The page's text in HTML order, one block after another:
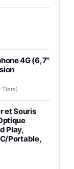
4G (6,7''
Tiers)
et Souris
Play,
Portable,